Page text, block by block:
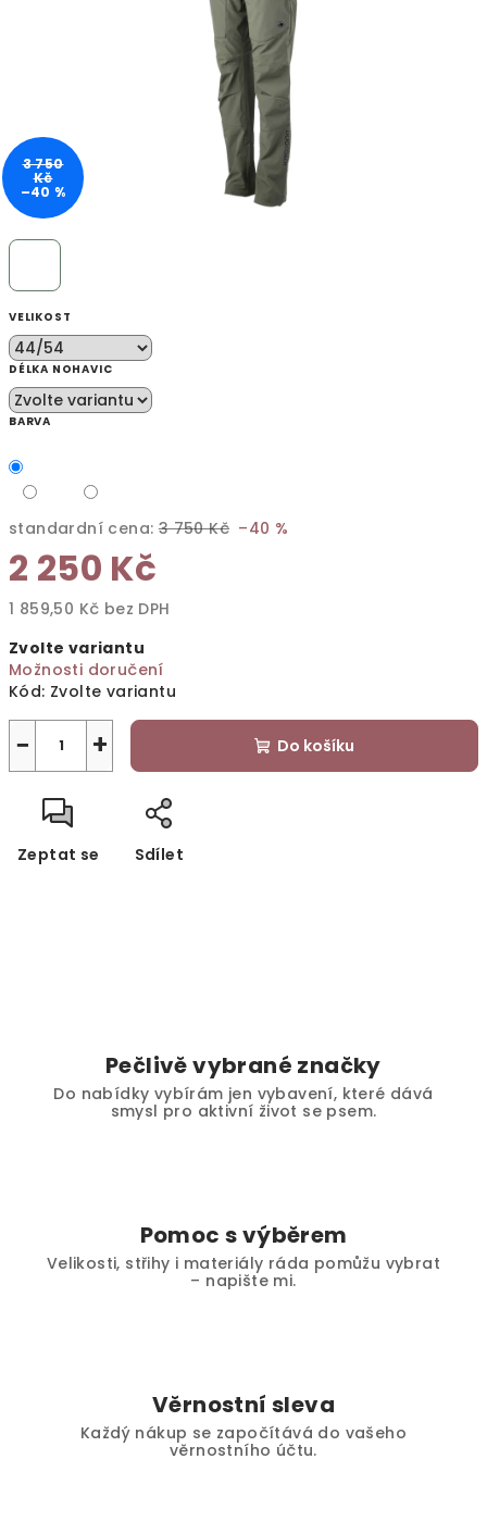
VELIKOST
DÉLKA NOHAVIC
BARVA
standardní cena: 3 750 Kč –40 %
2 250 Kč
1 859,50 Kč bez DPH
cena:
Zvolte variantu
Možnosti doručení
Kód: Zvolte variantu
+
− Do košíku
Zeptat se Sdílet
3 750
Kč
–40 %
Pečlivě vybrané značky
Do nabídky vybírám jen vybavení, které dává
smysl pro aktivní život se psem.
Pomoc s výběrem
Velikosti, střihy i materiály ráda pomůžu vybrat
– napište mi.
Věrnostní sleva
Každý nákup se započítává do vašeho
věrnostního účtu.